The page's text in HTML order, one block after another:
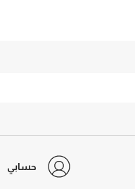
حسابي